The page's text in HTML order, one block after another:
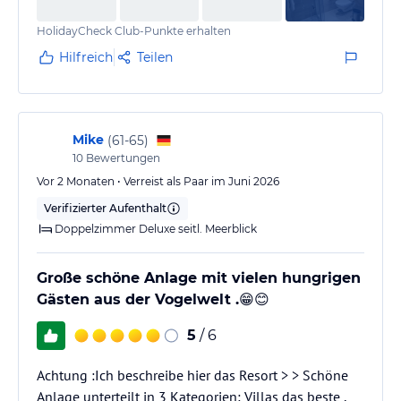
HolidayCheck Club-Punkte erhalten
Hilfreich Teilen
Mike (61-65)
10 Bewertungen
Vor 2 Monaten • Verreist als Paar im Juni 2026
Verifizierter Aufenthalt
Doppelzimmer Deluxe seitl. Meerblick
Große schöne Anlage mit vielen hungrigen
Gästen aus der Vogelwelt .😁😊
5 / 6
Achtung :Ich beschreibe hier das Resort > > Schöne
Anlage unterteilt in 3 Kategorien: Villas das beste ,